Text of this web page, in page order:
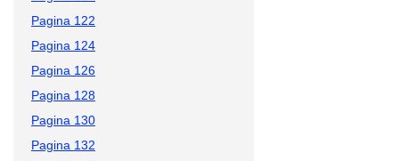
Pagina 122
Pagina 124
Pagina 126
Pagina 128
Pagina 130
Pagina 132